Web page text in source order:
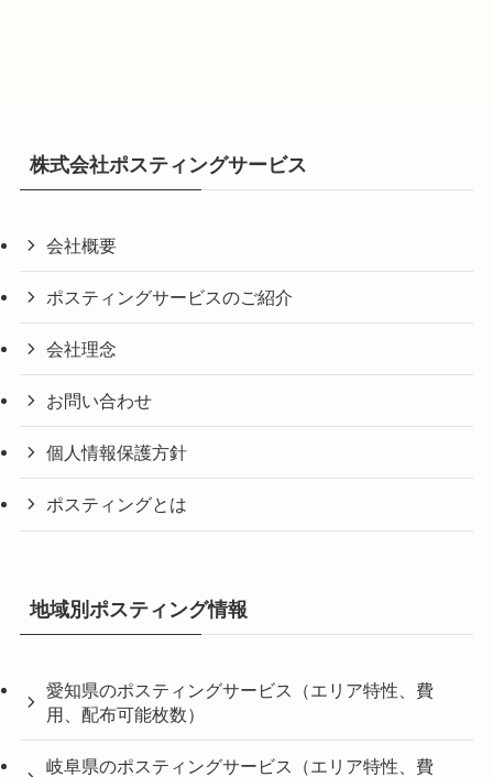
株式会社ポスティングサービス
会社概要
ポスティングサービスのご紹介
会社理念
お問い合わせ
個人情報保護方針
ポスティングとは
地域別ポスティング情報
愛知県のポスティングサービス（エリア特性、費
用、配布可能枚数）
岐阜県のポスティングサービス（エリア特性、費